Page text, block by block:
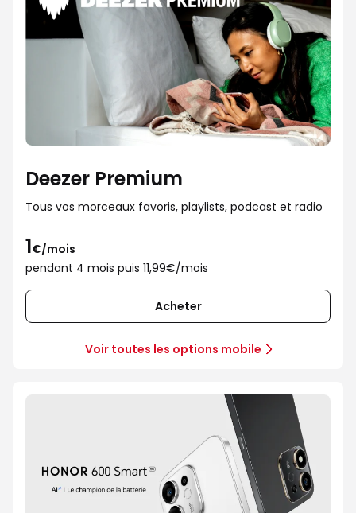
Deezer Premium
Tous vos morceaux favoris, playlists, podcast et radio
1€/mois
pendant 4 mois puis 11,99€/mois
Acheter
Voir toutes les options mobile